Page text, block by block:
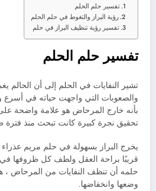
تفسير حلم الحلم
رؤية البراز والتغوط في حلم الحلم
تفسير رؤية تنظيف البراز في حلم
تفسير حلم الحلم
تشير النفايات في الحلم إلى أن الحالم
والصعوبات التي واجهت حياته في
بأنه خارج المرحاض هو علامة واضحة
تحقيق نجرة كبيرة كانت تبحث منذ فترة
يخرج البراز بسهولة في حلم مريم عذراء
قريبًا براحة العقل ولطف كل ظروفها
حلمه أن تنظف النفايات من المرحاض ، هو
وضعها وانخفاضها.